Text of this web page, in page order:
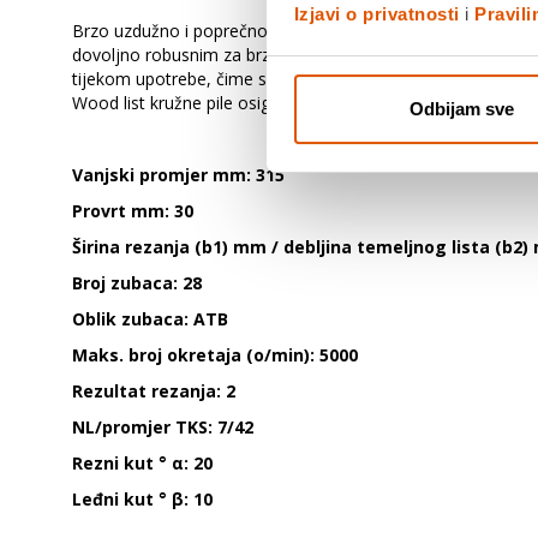
Izjavi o privatnosti i
Odbijam sve
Brzo uzdužno i poprečno rezanje - Speedline Wood list
dovoljno robusnim za brzo rezanje dok temeljni list
tijekom upotrebe, čime se snižava razina buke i smanjuje
Wood list kružne pile osigurava brzo uzdužno i poprečno
Vanjski promjer mm: 315
Provrt mm: 30
Širina rezanja (b1) mm / debljina temeljnog lista (b2)
Broj zubaca: 28
Oblik zubaca: ATB
Maks. broj okretaja (o/min): 5000
Rezultat rezanja: 2
NL/promjer TKS: 7/42
Rezni kut ° α: 20
Leđni kut ° β: 10